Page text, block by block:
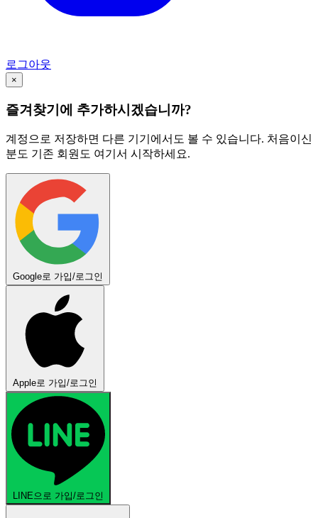
로그아웃
×
즐겨찾기에 추가하시겠습니까?
계정으로 저장하면 다른 기기에서도 볼 수 있습니다. 처음이신
분도 기존 회원도 여기서 시작하세요.
Google로 가입/로그인
Apple로 가입/로그인
LINE으로 가입/로그인